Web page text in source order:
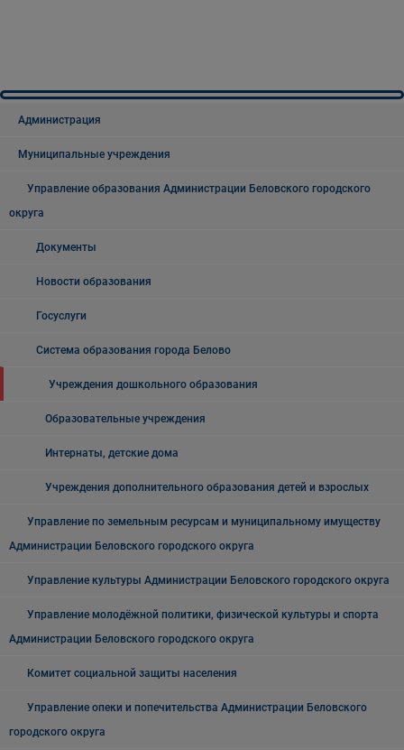
Администрация
Муниципальные учреждения
Управление образования Администрации Беловского городского
округа
Документы
Новости образования
Госуслуги
Система образования города Белово
Учреждения дошкольного образования
Образовательные учреждения
Интернаты, детские дома
Учреждения дополнительного образования детей и взрослых
Управление по земельным ресурсам и муниципальному имуществу
Администрации Беловского городского округа
Управление культуры Администрации Беловского городского округа
Управление молодёжной политики, физической культуры и спорта
Администрации Беловского городского округа
Комитет социальной защиты населения
Управление опеки и попечительства Администрации Беловского
городского округа